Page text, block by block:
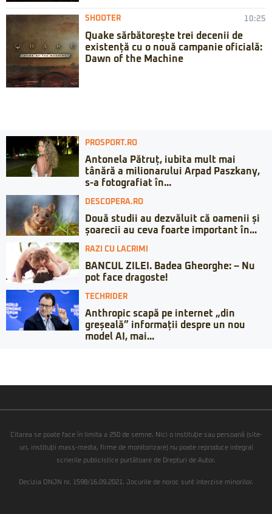
SHOOTER 10:25
Quake sărbătorește trei decenii de
existență cu o nouă campanie oficială:
Dawn of the Machine
PROSPORT.RO
Antonela Pătruț, iubita mult mai
tânără a milionarului Arpad Paszkany,
s-a fotografiat în...
DESCOPERA.RO
Două studii au dezvăluit că oamenii și
șoarecii au ceva foarte important în...
RAZI CU LACRIMI
BANCUL ZILEI. Badea Gheorghe: – Nu
pot face dragoste!
TECHRIDER
Anthropic scapă pe internet „din
greșeală” informații despre un nou
model AI, mai...
Citarea se poate face în limita a 250 de semne. Nici o instituţie sau persoană (site-
uri, instituţii mass-media, firme de monitorizare) nu poate reproduce integral
scrierile publicistice purtătoare de Drepturi de Autor.
Decizia ONJN nr. 1598/16.09.2021. Jocurile de noroc sunt interzise minorilor.